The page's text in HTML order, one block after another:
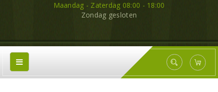
Maandag - Zaterdag 08:00 - 18:00
Zondag gesloten